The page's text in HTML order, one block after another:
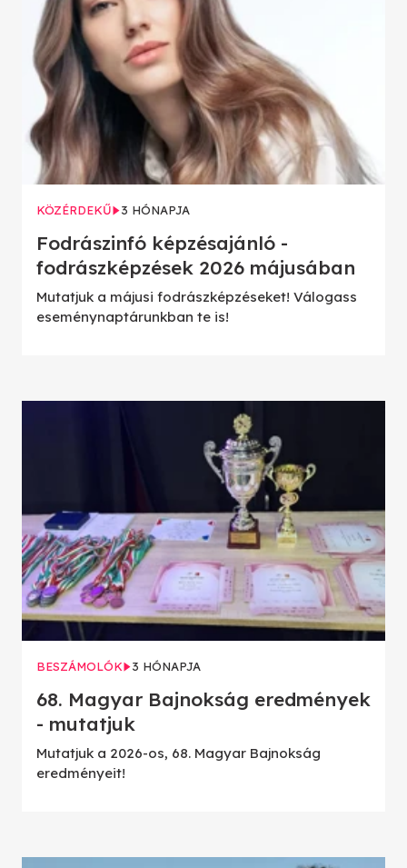
KÖZÉRDEKŰ 3 HÓNAPJA
Fodrászinfó képzésajánló -
fodrászképzések 2026 májusában
Mutatjuk a májusi fodrászképzéseket! Válogass
eseménynaptárunkban te is!
BESZÁMOLÓK 3 HÓNAPJA
68. Magyar Bajnokság eredmények
- mutatjuk
Mutatjuk a 2026-os, 68. Magyar Bajnokság
eredményeit!